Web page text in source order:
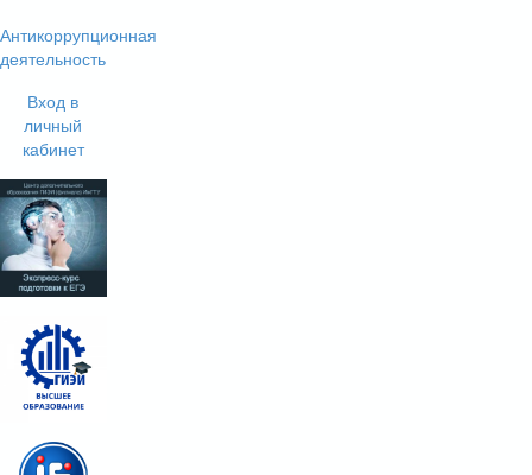
Антикоррупционная
деятельность
Вход в
личный
кабинет